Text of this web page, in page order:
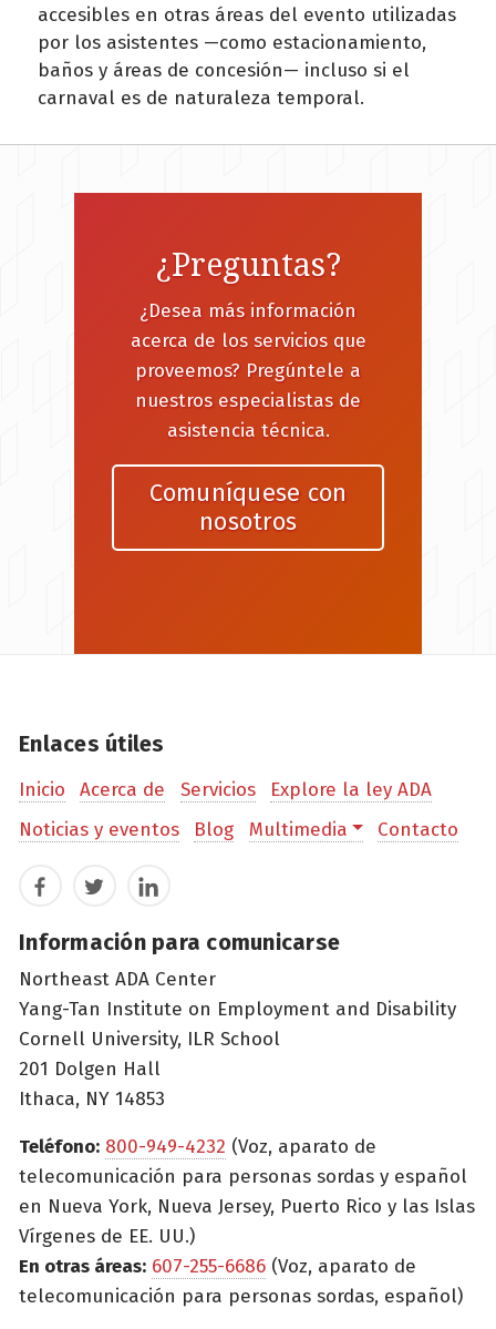
accesibles en otras áreas del evento utilizadas
por los asistentes —como estacionamiento,
baños y áreas de concesión— incluso si el
carnaval es de naturaleza temporal.
¿Preguntas?
¿Desea más información
acerca de los servicios que
proveemos? Pregúntele a
nuestros especialistas de
asistencia técnica.
Comuníquese con
nosotros
Enlaces útiles
Inicio Acerca de Servicios
Explore la ley ADA
Noticias y eventos
Blog Multimedia Contacto
FacebookTwitterLinkedIn
Información para comunicarse
Northeast ADA Center
Yang-Tan Institute on Employment and Disability
Cornell University, ILR School
201 Dolgen Hall
Ithaca, NY 14853
Teléfono: 800-949-4232 (Voz, aparato de
telecomunicación para personas sordas y español
en Nueva York, Nueva Jersey, Puerto Rico y las Islas
Vírgenes de EE. UU.)
En otras áreas: 607-255-6686 (Voz, aparato de
telecomunicación para personas sordas, español)